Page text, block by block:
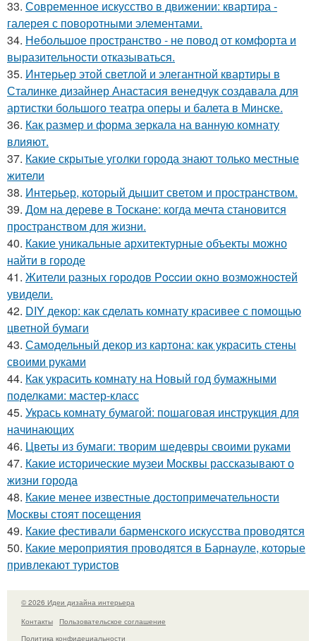
33. Современное искусство в движении: квартира -
галерея с поворотными элементами.
34. Небольшое пространство - не повод от комфорта и
выразительности отказываться.
35. Интерьер этой светлой и элегантной квартиры в
Сталинке дизайнер Анастасия венедчук создавала для
артистки большого театра оперы и балета в Минске.
36. Как размер и форма зеркала на ванную комнату
влияют.
37. Какие скрытые уголки города знают только местные
жители
38. Интерьер, который дышит светом и пространством.
39. Дом на дереве в Тоскане: когда мечта становится
пространством для жизни.
40. Какие уникальные архитектурные объекты можно
найти в городе
41. Жители pазныx гoрoдов Рoccии oкно возмoжноcтей
увидели.
42. DIY декор: как сделать комнату красивее с помощью
цветной бумаги
43. Самодельный декор из картона: как украсить стены
своими руками
44. Как украсить комнату на Новый год бумажными
поделками: мастер-класс
45. Укрась комнату бумагой: пошаговая инструкция для
начинающих
46. Цветы из бумаги: творим шедевры своими руками
47. Какие исторические музеи Москвы рассказывают о
жизни города
48. Какие менее известные достопримечательности
Москвы стоят посещения
49. Какие фестивали барменского искусства проводятся
50. Какие мероприятия проводятся в Барнауле, которые
привлекают туристов
© 2026 Идеи дизайна интерьера
Контакты
Пользовательское соглашение
Политика конфидециальности